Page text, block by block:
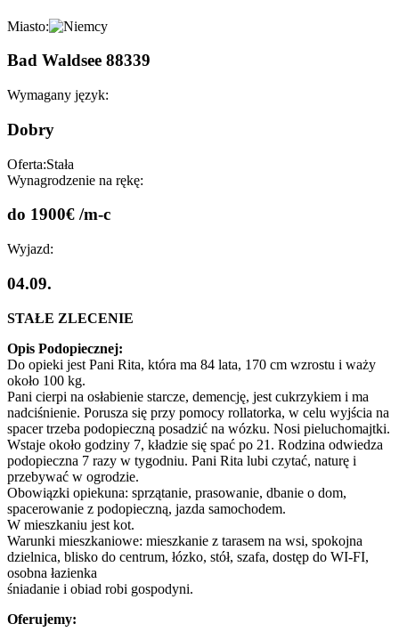
Miasto:
Bad Waldsee 88339
Wymagany język:
Dobry
Oferta:Stała
Wynagrodzenie na rękę:
do 1900€ /m-c
Wyjazd:
04.09.
STAŁE ZLECENIE
Opis Podopiecznej:
Do opieki jest Pani Rita, która ma 84 lata, 170 cm wzrostu i waży
około 100 kg.
Pani cierpi na osłabienie starcze, demencję, jest cukrzykiem i ma
nadciśnienie. Porusza się przy pomocy rollatorka, w celu wyjścia na
spacer trzeba podopieczną posadzić na wózku. Nosi pieluchomajtki.
Wstaje około godziny 7, kładzie się spać po 21. Rodzina odwiedza
podopieczna 7 razy w tygodniu. Pani Rita lubi czytać, naturę i
przebywać w ogrodzie.
Obowiązki opiekuna: sprzątanie, prasowanie, dbanie o dom,
spacerowanie z podopieczną, jazda samochodem.
W mieszkaniu jest kot.
Warunki mieszkaniowe: mieszkanie z tarasem na wsi, spokojna
dzielnica, blisko do centrum, łózko, stół, szafa, dostęp do WI-FI,
osobna łazienka
śniadanie i obiad robi gospodyni.
Oferujemy: